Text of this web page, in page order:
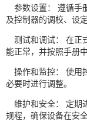
参数设置： 遵循手
及控制器的调校、设
测试和调试： 在正
能正常，并按照手册
操作和监控： 使用
必要时进行调整。
维护和安全： 定期
规程，确保设备在安